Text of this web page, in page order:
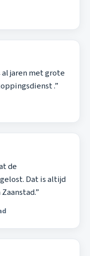
jaren met grote
.”
de
Dat is altijd